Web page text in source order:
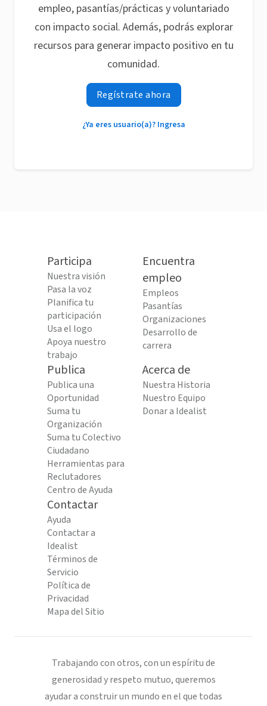
empleo, pasantías/prácticas y voluntariado
con impacto social. Además, podrás explorar
recursos para generar impacto positivo en tu
comunidad.
Regístrate ahora
¿Ya eres usuario(a)? Ingresa
Participa
Nuestra visión
Pasa la voz
Planifica tu
participación
Usa el logo
Apoya nuestro
trabajo
Encuentra
empleo
Empleos
Pasantías
Organizaciones
Desarrollo de
carrera
Publica
Publica una
Oportunidad
Suma tu
Organización
Suma tu Colectivo
Ciudadano
Herramientas para
Reclutadores
Centro de Ayuda
Acerca de
Nuestra Historia
Nuestro Equipo
Donar a Idealist
Contactar
Ayuda
Contactar a
Idealist
Términos de
Servicio
Política de
Privacidad
Mapa del Sitio
Trabajando con otros, con un espíritu de
generosidad y respeto mutuo, queremos
ayudar a construir un mundo en el que todas